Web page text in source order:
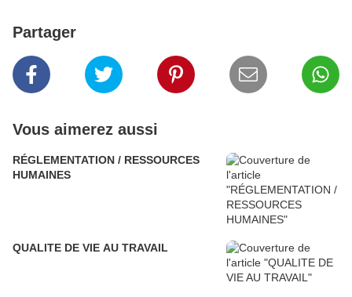
Partager
Vous aimerez aussi
RÉGLEMENTATION / RESSOURCES
HUMAINES
QUALITE DE VIE AU TRAVAIL